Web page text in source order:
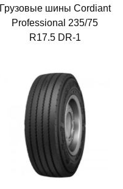
Грузовые шины Cordiant
Professional 235/75
R17.5 DR-1